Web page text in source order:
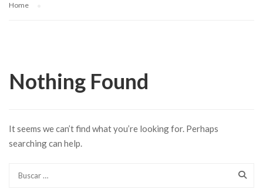
Home
Nothing Found
It seems we can’t find what you’re looking for. Perhaps
searching can help.